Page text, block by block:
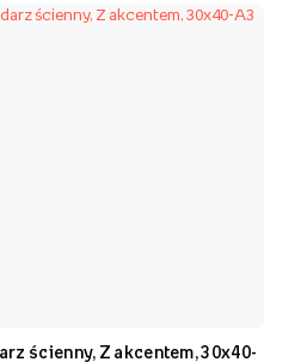
ścienny, Z akcentem, 30x40-